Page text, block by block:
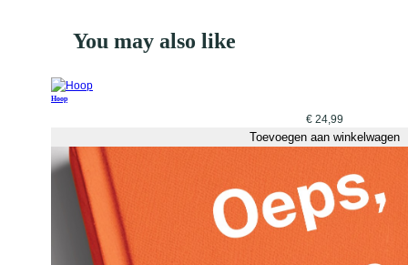
You may also like
Hoop
€24,99
Toevoegen aan winkelwagen